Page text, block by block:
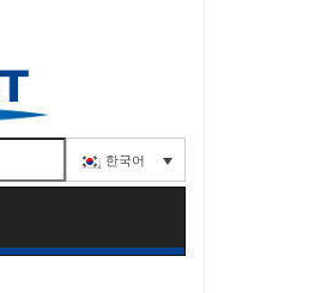
한국어